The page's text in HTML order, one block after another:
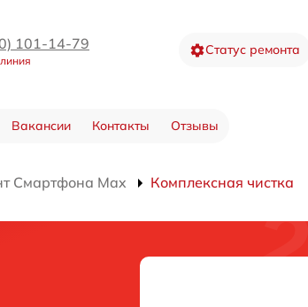
101-14-79 Статус ремонта
Вакансии Контакты Отзывы
Смартфона Max Комплексная чистка